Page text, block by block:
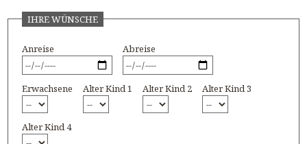
IHRE WÜNSCHE
Anreise Abreise
Erwachsene Alter Kind 1 Alter Kind 2 Alter Kind 3
Alter Kind 4